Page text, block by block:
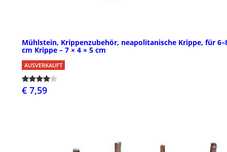
Mühlstein, Krippenzubehör, neapolitanische Krippe, für
cm Krippe – 7 × 4 × 5 cm
AUSVERKAUFT
€ 7,59